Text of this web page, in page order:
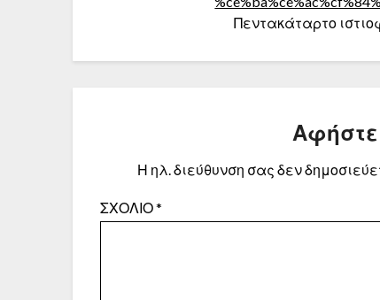
Πεντακάταρτο
Η ηλ. διεύθυνση σας δεν
ΣΧΌΛΙΟ*